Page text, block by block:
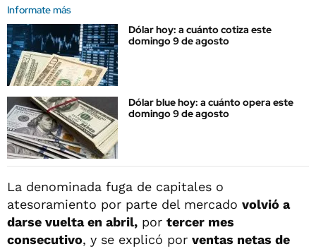
Informate más
Dólar hoy: a cuánto cotiza este
domingo 9 de agosto
Dólar blue hoy: a cuánto opera este
domingo 9 de agosto
La denominada fuga de capitales o
atesoramiento por parte del mercado volvió a
darse vuelta en abril, por tercer mes
consecutivo, y se explicó por ventas netas de